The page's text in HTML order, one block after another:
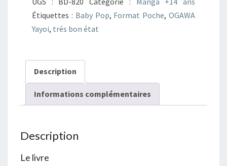
01
Étiquettes : Baby Pop, Format Poche,OGAWA
Yayoi, trés bon état
Description
Informations complémentaires
Description
Le livre